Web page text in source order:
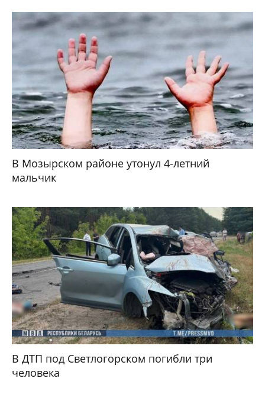
В Мозырском районе утонул 4-летний
мальчик
В ДТП под Светлогорском погибли три
человека